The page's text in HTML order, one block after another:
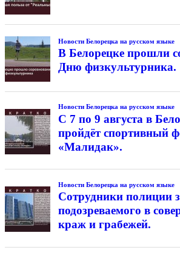
Новости Белорецка на русском языке
В Белорецке прошли
Дню физкультурника.
Новости Белорецка на русском языке
С 7 по 9 августа в
пройдёт спортивный
«Малидак».
Новости Белорецка на русском языке
Сотрудники полиции
подозреваемого в
краж и грабежей.